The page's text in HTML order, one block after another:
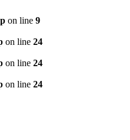
on line 9
on line 24
on line 24
on line 24